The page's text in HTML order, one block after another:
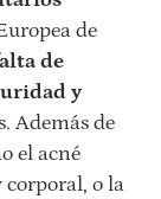
de
de
y
Además de
el acné
corporal, o la